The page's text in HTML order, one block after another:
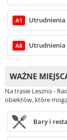
A1 Utrudnienia
A8 Utrudnienia
WAŻNE
Na trasie Leszno -
obiektów, które
Bary i